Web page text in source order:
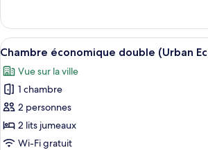
Suite
Junior
Suite
Junior
Afficher
toutes
les
photos
pour
ce
type
Une
3
Chambre économique double (Urban
Vue sur la ville
1 chambre
2 personnes
2 lits jumeaux
Wi-Fi gratuit